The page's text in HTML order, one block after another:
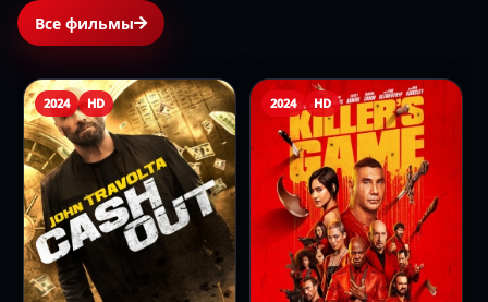
Все фильмы
2024 HD 2024 HD